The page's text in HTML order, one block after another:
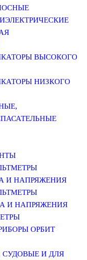
ВЫСОКОГО
НИЗКОГО
И НАПРЯЖЕНИЯ
И НАПРЯЖЕНИЯ
ОРБИТ
И ДЛЯ